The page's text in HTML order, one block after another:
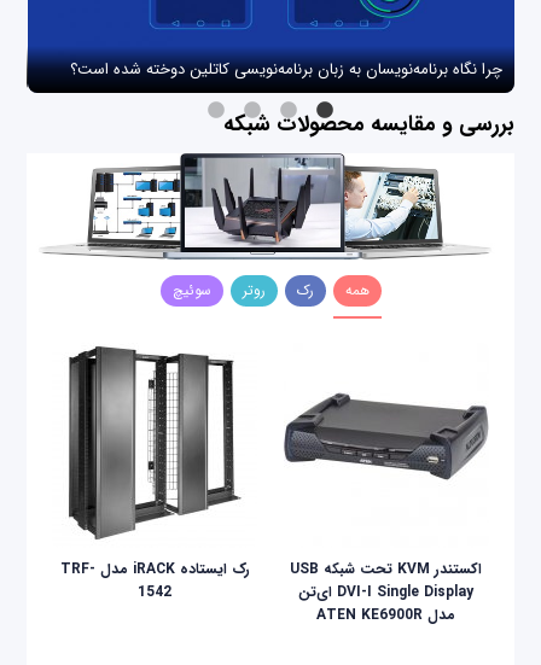
چرا نگاه برنامه‌نویسان به زبان برنامه‌نویسی کاتلین دوخته شده است؟
بررسی و مقایسه محصولات شبکه
همه رک روتر سوئیچ
اکستندر KVM تحت شبکه USB
DVI-I Single Display ای‌تن
مدل ATEN KE6900R
رک ایستاده iRACK مدل TRF-
1542